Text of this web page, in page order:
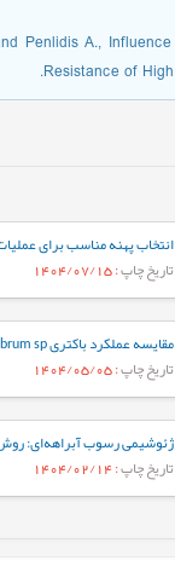
and Penlidis A.,
Resistance of
تاریخ چاپ: 1404/07/15
تاریخ چاپ: 1404/05/05
تاریخ چاپ: 1404/02/14